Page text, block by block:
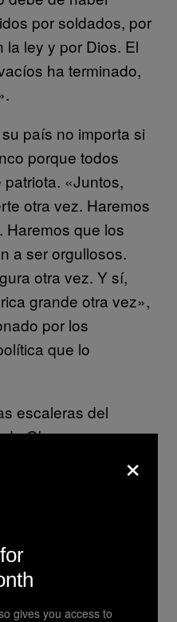
por soldados, por
ley y por Dios. El
ha terminado,
país no importa si
porque todos
«Juntos,
otra vez. Haremos
Haremos que los
a ser orgullosos.
otra vez. Y sí,
grande otra vez»,
por los
que lo
escaleras del
Obama, y se
por
para
como
en Twitter:
×
gives you access to